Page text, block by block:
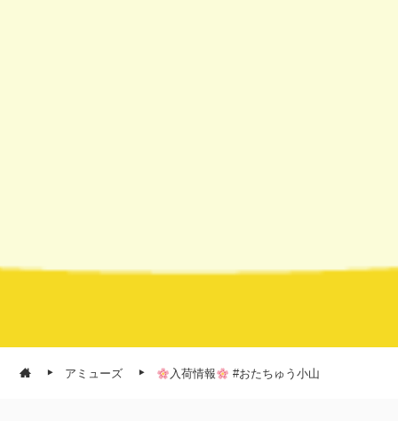
アミューズ 入荷情報 #おたちゅう小山